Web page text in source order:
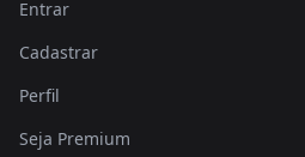
Entrar
Cadastrar
Perfil
Seja Premium